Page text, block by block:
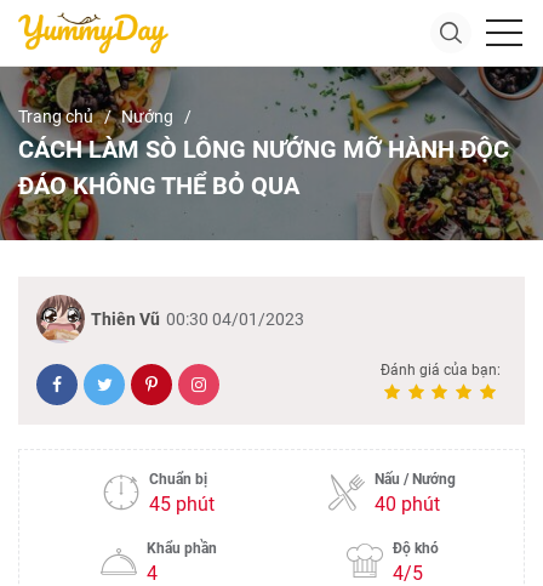
Trang chủ Nướng
CÁCH LÀM SÒ LÔNG NƯỚNG MỠ HÀNH ĐỘC
ĐÁO KHÔNG THỂ BỎ QUA
Thiên Vũ 00:30 04/01/2023
Đánh giá của bạn:
Chuẩn bị
45 phút
Nấu / Nướng
40 phút
Khẩu phần
4
Độ khó
4/5